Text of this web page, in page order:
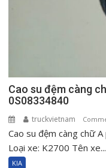
Cao su đệm càng
0S08334840
truckvietnam
Cao su đệm càng chữ
Loại xe: K2700 Tên xe...
KIA